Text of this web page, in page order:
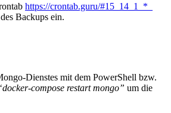
https://crontab.guru/#15_14_1_*_
Backups ein.
Dienstes mit dem PowerShell bzw.
compose restart mongo” um die